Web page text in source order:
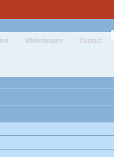
Winkelwagen Contact